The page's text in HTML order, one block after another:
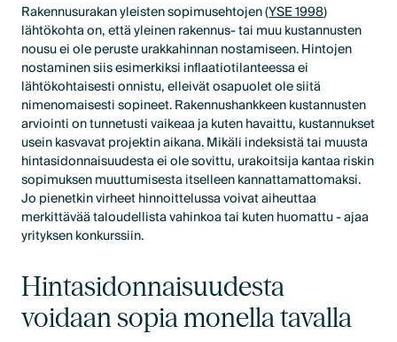
Rakennusurakan yleisten sopimusehtojen (YSE 1998)
lähtökohta on, että yleinen rakennus- tai muu kustannusten
nousu ei ole peruste urakkahinnan nostamiseen. Hintojen
nostaminen siis esimerkiksi inflaatiotilanteessa ei
lähtökohtaisesti onnistu, elleivät osapuolet ole siitä
nimenomaisesti sopineet. Rakennushankkeen kustannusten
arviointi on tunnetusti vaikeaa ja kuten havaittu, kustannukset
usein kasvavat projektin aikana. Mikäli indeksistä tai muusta
hintasidonnaisuudesta ei ole sovittu, urakoitsija kantaa riskin
sopimuksen muuttumisesta itselleen kannattamattomaksi.
Jo pienetkin virheet hinnoittelussa voivat aiheuttaa
merkittävää taloudellista vahinkoa tai kuten huomattu - ajaa
yrityksen konkurssiin.
Hintasidonnaisuudesta
voidaan sopia monella tavalla